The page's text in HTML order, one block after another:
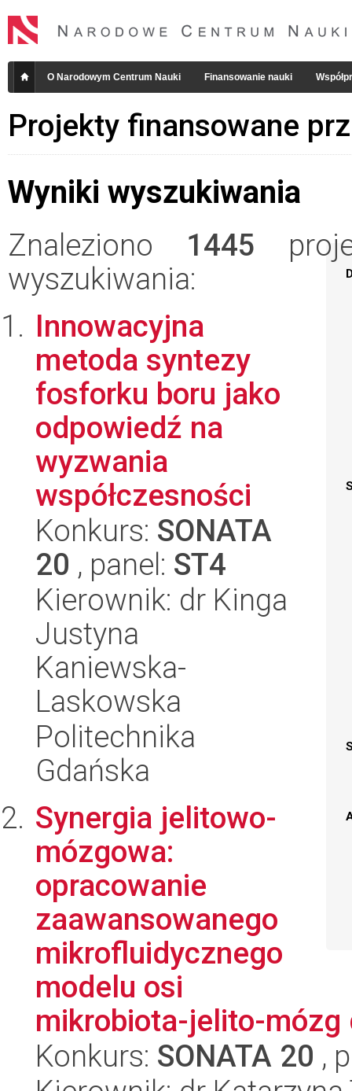
O Narodowym Centrum Nauki Finansowanie nauki
Projekty finansowane
Wyniki wyszukiwania
Znaleziono 1445
wyszukiwania:
Innowacyjna
metoda syntezy
fosforku boru jako
odpowiedź na
wyzwania
współczesności
Konkurs: SONATA
20 , panel: ST4
Kierownik: dr Kinga
Justyna
Kaniewska-
Laskowska
Politechnika
Gdańska
Synergia jelitowo-
mózgowa:
opracowanie
zaawansowanego
mikrofluidycznego
modelu osi
mikrobiota-jelito-mózg
Konkurs: SONATA 20 ,